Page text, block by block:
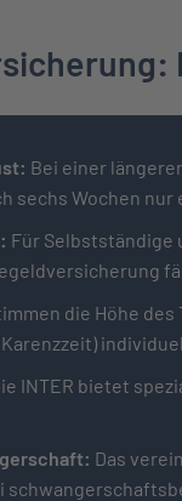
Bei einer
sechs Wochen
Für Selbstständige
die Höhe
INTER bietet
Das